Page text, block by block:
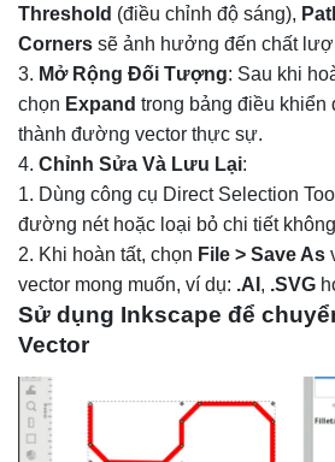
Threshold (điều chỉnh độ sáng),
Corners sẽ ảnh hưởng đến chất
Mở Rộng Đối Tượng: Sau khi
chọn Expand trong bảng điều
thành đường vector thực sự.
Chỉnh Sửa Và Lưu Lại:
Dùng công cụ Direct Selection
đường nét hoặc loại bỏ chi tiết
Khi hoàn tất, chọn File > Save As
vector mong muốn, ví dụ: .AI , .SVG
Sử dụng Inkscape để
Vector